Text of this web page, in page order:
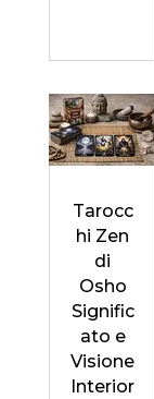
Tarocc
hi Zen
di
Osho
Signific
ato e
Visione
Interior